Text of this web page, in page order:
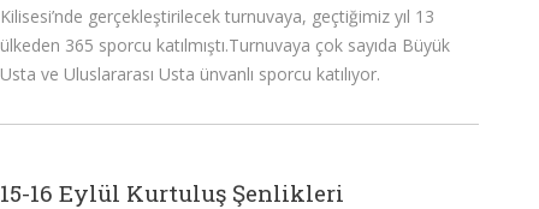
Kilisesi’nde gerçekleştirilecek turnuvaya, geçtiğimiz yıl 13
ülkeden 365 sporcu katılmıştı.Turnuvaya çok sayıda Büyük
Usta ve Uluslararası Usta ünvanlı sporcu katılıyor.
15-16 Eylül Kurtuluş Şenlikleri